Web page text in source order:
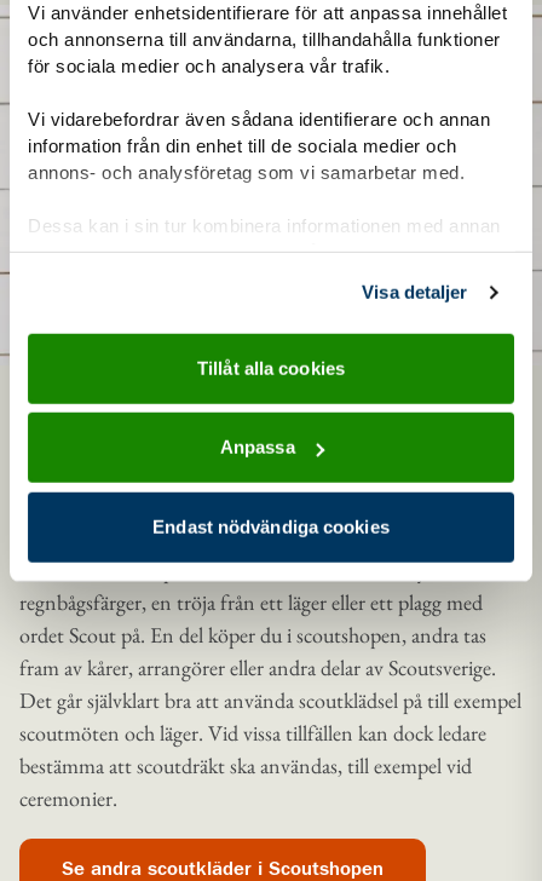
Vi använder enhetsidentifierare för att anpassa innehållet
och annonserna till användarna, tillhandahålla funktioner
för sociala medier och analysera vår trafik.
Vi vidarebefordrar även sådana identifierare och annan
information från din enhet till de sociala medier och
annons- och analysföretag som vi samarbetar med.
Dessa kan i sin tur kombinera informationen med annan
information som du har tillhandahållit eller som de har
Visa detaljer
Tillåt alla cookies
Anpassa
Endast nödvändiga cookies
Annan scoutklädsel
Förutom scoutdräkten finns en massa andra klädesplagg som
visar att du är scout. Det brukar kallas förscoutklädsel
kan vara till exempel en t-shirt med Scouternas symbol i
regnbågsfärger, en tröja från ett läger eller ett plagg med
ordet Scout på. En del köper du i scoutshopen, andra tas
fram av kårer, arrangörer eller andra delar av Scoutsverige.
Det går självklart bra att använda scoutklädsel på till exempel
scoutmöten och läger. Vid vissa tillfällen kan dock ledare
bestämma att scoutdräkt ska användas, till exempel vid
ceremonier.
Se andra scoutkläder i Scoutshopen